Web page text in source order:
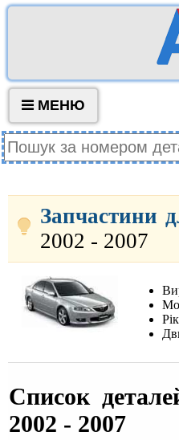
МЕНЮ
Запчастини
2002 - 2007
Список
2002 - 2007